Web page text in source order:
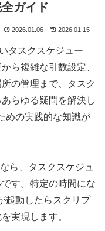
ガイド
2026.01.06 2026.01.15
タスクスケジュー
ら複雑な引数設定、
の管理まで、タスク
らゆる疑問を解決し
めの実践的な知識が
ら、タスクスケジュ
す。特定の時間にな
起動したらスクリプ
実現します。